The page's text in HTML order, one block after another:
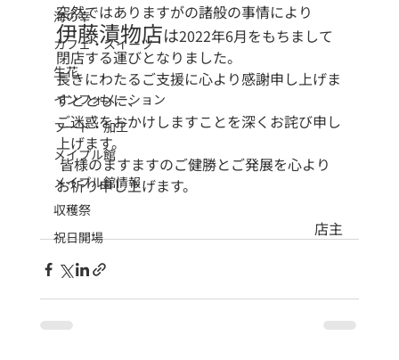
海の幸
カフェ・スイーツ
生花
インフォメーション
フード・加工
メイプル館
メイプル館情報
収穫祭
祝日開場
突然ではありますがの諸般の事情により
伊藤漬物店は2022年6月をもちまして
閉店する運びとなりました。
長きにわたるご支援に心より感謝申し上げま
すとともに、
ご迷惑をおかけしますことを深くお詫び申し
上げます。
皆様のますますのご健勝とご発展を心より
お祈り申し上げます。
店主